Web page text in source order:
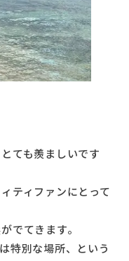
ても羨ましいです
ティファンにとって
でてきます。
特別な場所、という